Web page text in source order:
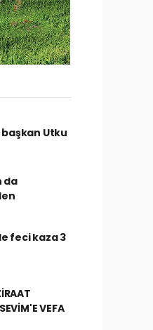
başkan Utku
da
feci kaza 3
VEFA